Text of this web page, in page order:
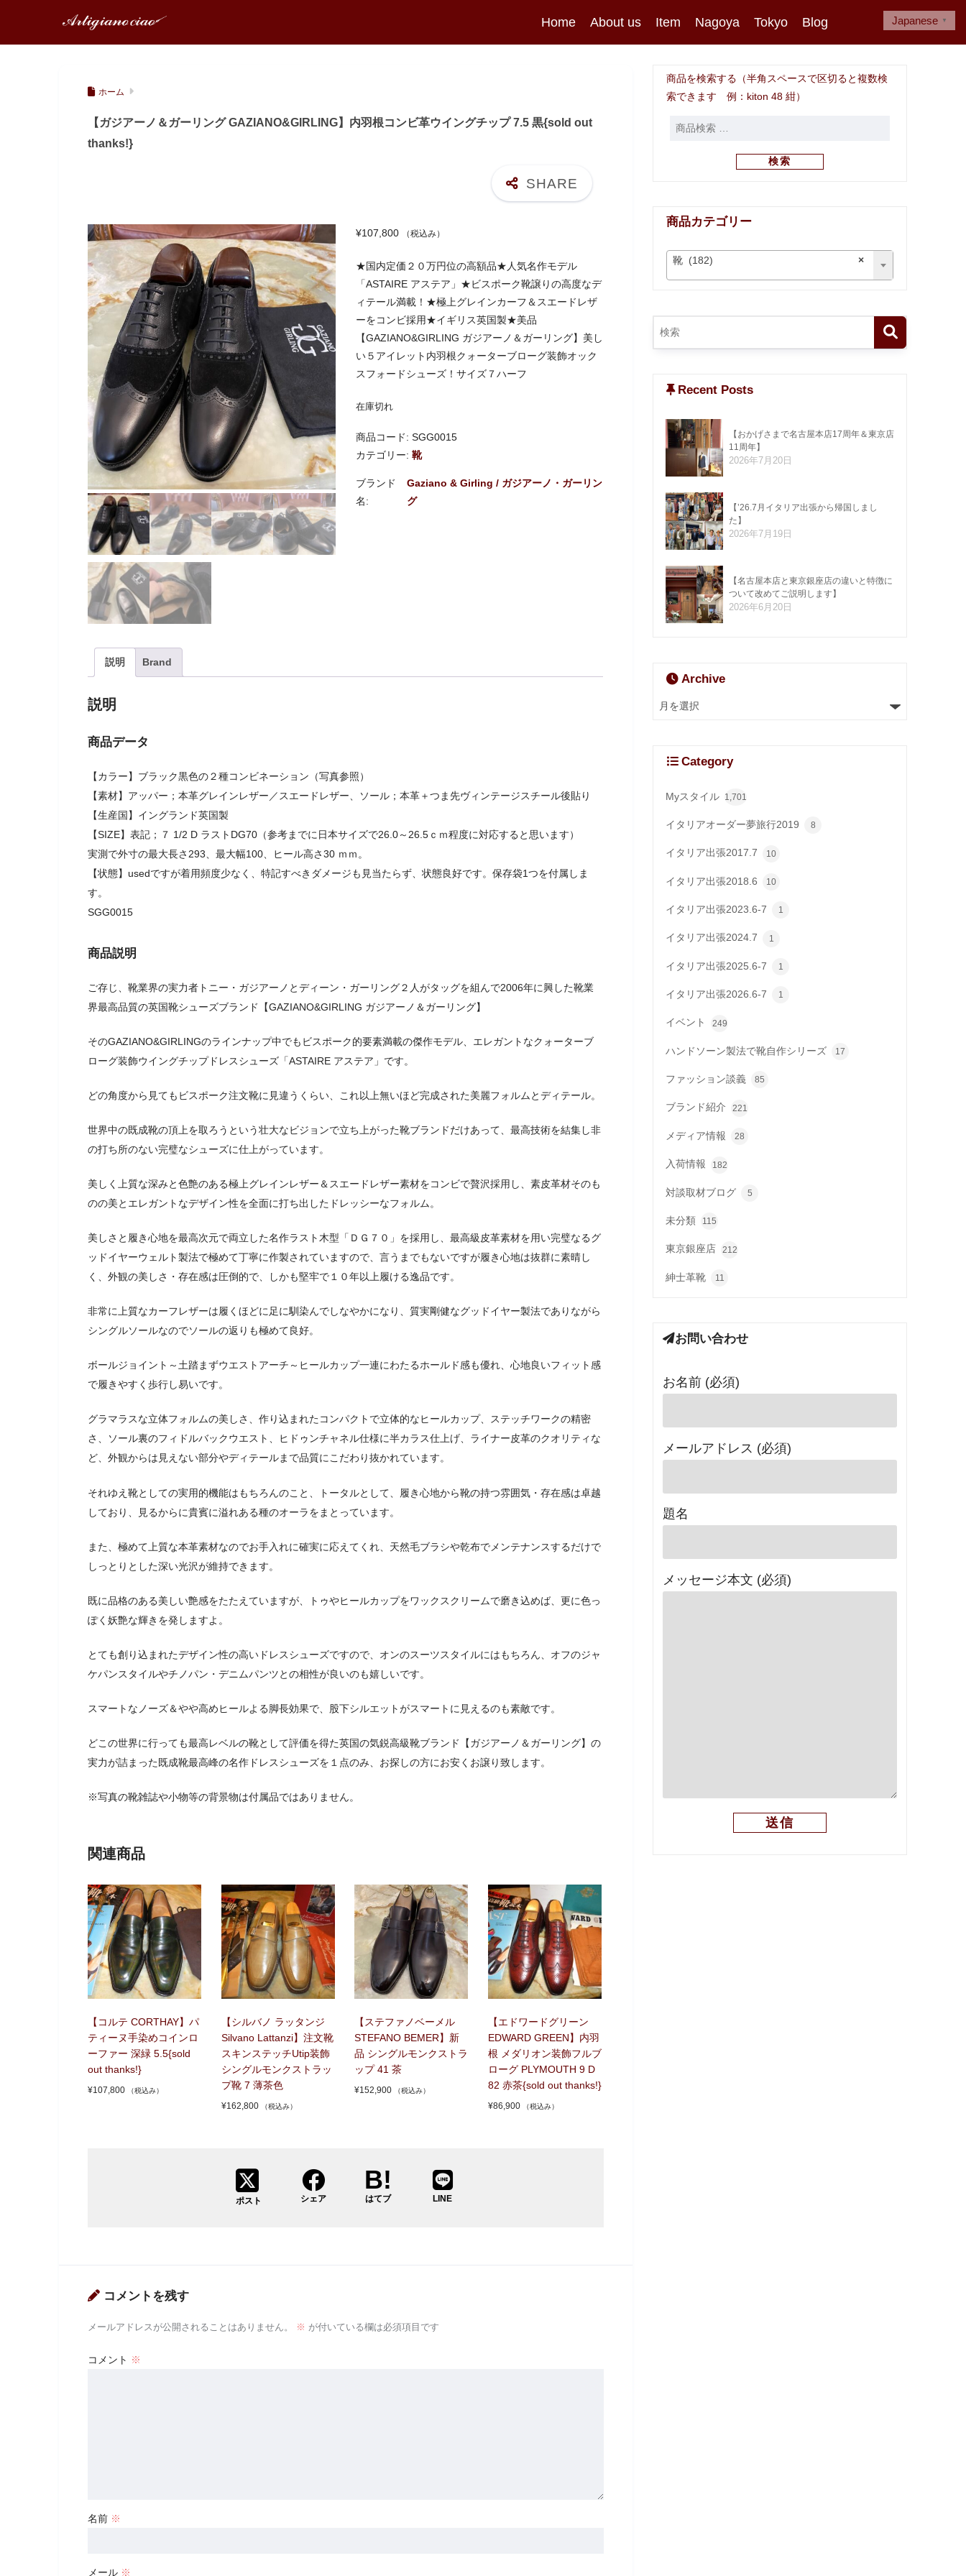
Home About us Item Nagoya Tokyo Blog
ホーム
【ガジアーノ＆ガーリング GAZIANO&GIRLING】内羽根コンビ革ウイングチップ 7.5 黒{sold out
thanks!}
¥107,800 （税込み）
★国内定価２０万円位の高額品★人気名作モデル
「ASTAIRE アステア」★ビスポーク靴譲りの高度なデ
ィテール満載！★極上グレインカーフ＆スエードレザ
ーをコンビ採用★イギリス英国製★美品
【GAZIANO&GIRLING ガジアーノ＆ガーリング】美し
い５アイレット内羽根クォーターブローグ装飾オック
スフォードシューズ！サイズ７ハーフ
在庫切れ
商品コード:SGG0015
カテゴリー:靴
Gaziano & Girling / ガジアーノ・ガーリン
グ
説明 Brand
説明
商品データ
【カラー】ブラック黒色の２種コンビネーション（写真参照）
【素材】アッパー；本革グレインレザー／スエードレザー、ソール；本革＋つま先ヴィンテージスチール後貼り
【生産国】イングランド英国製
【SIZE】表記；７ 1/2 D ラストDG70（参考までに日本サイズで26.0～26.5ｃｍ程度に対応すると思います）
実測で外寸の最大長さ293、最大幅100、ヒール高さ30 ｍｍ。
【状態】usedですが着用頻度少なく、特記すべきダメージも見当たらず、状態良好です。保存袋1つを付属しま
す。
SGG0015
商品説明
ご存じ、靴業界の実力者トニー・ガジアーノとディーン・ガーリング２人がタッグを組んで2006年に興した靴業
界最高品質の英国靴シューズブランド【GAZIANO&GIRLING ガジアーノ＆ガーリング】
そのGAZIANO&GIRLINGのラインナップ中でもビスポーク的要素満載の傑作モデル、エレガントなクォーターブ
ローグ装飾ウイングチップドレスシューズ「ASTAIRE アステア」です。
どの角度から見てもビスポーク注文靴に見違うくらい、これ以上無いほど完成された美麗フォルムとディテール。
世界中の既成靴の頂上を取ろうという壮大なビジョンで立ち上がった靴ブランドだけあって、最高技術を結集し非
の打ち所のない完璧なシューズに仕上がっています。
美しく上質な深みと色艶のある極上グレインレザー＆スエードレザー素材をコンビで贅沢採用し、素皮革材そのも
のの美とエレガントなデザイン性を全面に打ち出したドレッシーなフォルム。
美しさと履き心地を最高次元で両立した名作ラスト木型「ＤＧ７０」を採用し、最高級皮革素材を用い完璧なるグ
ッドイヤーウェルト製法で極めて丁寧に作製されていますので、言うまでもないですが履き心地は抜群に素晴し
く、外観の美しさ・存在感は圧倒的で、しかも堅牢で１０年以上履ける逸品です。
非常に上質なカーフレザーは履くほどに足に馴染んでしなやかになり、質実剛健なグッドイヤー製法でありながら
シングルソールなのでソールの返りも極めて良好。
ボールジョイント～土踏まずウエストアーチ～ヒールカップ一連にわたるホールド感も優れ、心地良いフィット感
で履きやすく歩行し易いです。
グラマラスな立体フォルムの美しさ、作り込まれたコンパクトで立体的なヒールカップ、ステッチワークの精密
さ、ソール裏のフィドルバックウエスト、ヒドゥンチャネル仕様に半カラス仕上げ、ライナー皮革のクオリティな
ど、外観からは見えない部分やディテールまで品質にこだわり抜かれています。
それゆえ靴としての実用的機能はもちろんのこと、トータルとして、履き心地から靴の持つ雰囲気・存在感は卓越
しており、見るからに貴賓に溢れある種のオーラをまとっています。
また、極めて上質な本革素材なのでお手入れに確実に応えてくれ、天然毛ブラシや乾布でメンテナンスするだけで
しっとりとした深い光沢が維持できます。
既に品格のある美しい艶感をたたえていますが、トゥやヒールカップをワックスクリームで磨き込めば、更に色っ
ぽく妖艶な輝きを発しますよ。
とても創り込まれたデザイン性の高いドレスシューズですので、オンのスーツスタイルにはもちろん、オフのジャ
ケパンスタイルやチノパン・デニムパンツとの相性が良いのも嬉しいです。
スマートなノーズ＆やや高めヒールよる脚長効果で、股下シルエットがスマートに見えるのも素敵です。
どこの世界に行っても最高レベルの靴として評価を得た英国の気鋭高級靴ブランド【ガジアーノ＆ガーリング】の
実力が詰まった既成靴最高峰の名作ドレスシューズを１点のみ、お探しの方にお安くお譲り致します。
※写真の靴雑誌や小物等の背景物は付属品ではありません。
関連商品
【コルテ CORTHAY】パ
ティーヌ手染めコインロ
ーファー 深緑 5.5{sold
out thanks!}
¥107,800 （税込み）
【シルバノ ラッタンジ
Silvano Lattanzi】注文靴
スキンステッチUtip装飾
シングルモンクストラッ
プ靴 7 薄茶色
¥162,800 （税込み）
【ステファノベーメル
STEFANO BEMER】新
品 シングルモンクストラ
ップ 41 茶
¥152,900 （税込み）
【エドワードグリーン
EDWARD GREEN】内羽
根 メダリオン装飾フルブ
ローグ PLYMOUTH 9 D
82 赤茶{sold out thanks!}
¥86,900 （税込み）
ポスト シェア はてブ LINE
コメントを残す
メールアドレスが公開されることはありません。 ※ が付いている欄は必須項目です
コメント ※
名前 ※
メール ※
商品を検索する（半角スペースで区切ると複数検
索できます 例：kiton 48 紺）
検索
商品カテゴリー
×
靴 (182)
Recent Posts
【おかげさまで名古屋本店17周年＆東京店
11周年】
2026年7月20日
【’26.7月イタリア出張から帰国しまし
た】
2026年7月19日
【名古屋本店と東京銀座店の違いと特徴に
ついて改めてご説明します】
2026年6月20日
Archive
Category
Myスタイル 1,701
イタリアオーダー夢旅行2019 8
イタリア出張2017.7 10
イタリア出張2018.6 10
イタリア出張2023.6-7 1
イタリア出張2024.7 1
イタリア出張2025.6-7 1
イタリア出張2026.6-7 1
イベント 249
ハンドソーン製法で靴自作シリーズ 17
ファッション談義 85
ブランド紹介 221
メディア情報 28
入荷情報 182
対談取材ブログ 5
未分類 115
東京銀座店 212
紳士革靴 11
お問い合わせ
お名前 (必須)
メールアドレス (必須)
題名
メッセージ本文 (必須)
Japanese ▼